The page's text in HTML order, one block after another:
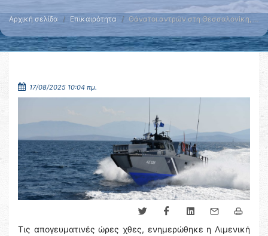
Αρχική σελίδα Επικαιρότητα Θάνατοι αντρών στη Θεσσαλονίκη, …
17/08/2025 10:04 πμ.
Τις απογευματινές ώρες χθες, ενημερώθηκε η Λιμενική